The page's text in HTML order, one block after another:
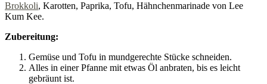
Brokkoli, Karotten, Paprika, Tofu, Hähnchenmarinade von Lee
Kum Kee.
Zubereitung:
Gemüse und Tofu in mundgerechte Stücke schneiden.
Alles in einer Pfanne mit etwas Öl anbraten, bis es leicht
gebräunt ist.